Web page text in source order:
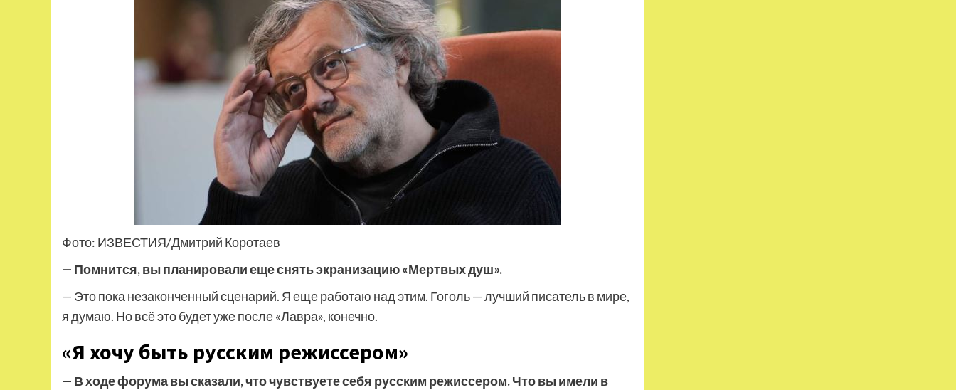
Фото: ИЗВЕСТИЯ/Дмитрий Коротаев
— Помнится, вы планировали еще снять экранизацию «Мертвых душ».
— Это пока незаконченный сценарий. Я еще работаю над этим. Гоголь —лучший писатель в мире,
я думаю. Но всё это будет уже после «Лавра», конечно.
«Я хочу быть русским режиссером»
— В ходе форума вы сказали, что чувствуете себя русским режиссером. Что вы имели в